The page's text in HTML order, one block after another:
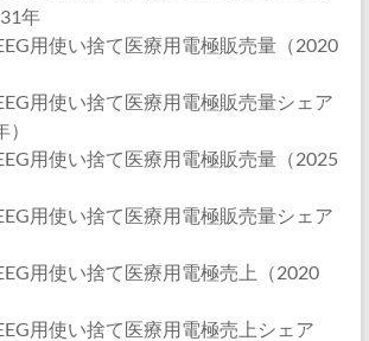
年
用使い捨て医療用電極販売量（2020
用使い捨て医療用電極販売量シェア
用使い捨て医療用電極販売量（2025
用使い捨て医療用電極販売量シェア
用使い捨て医療用電極売上（2020
用使い捨て医療用電極売上シェア